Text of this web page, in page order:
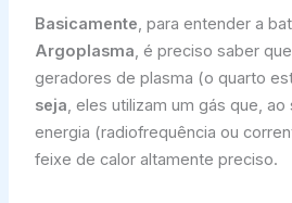
Basicamente , para entender a
Argoplasma , é preciso saber
geradores de plasma (o quarto
seja , eles utilizam um gás que,
energia (radiofrequência ou
feixe de calor altamente preciso.